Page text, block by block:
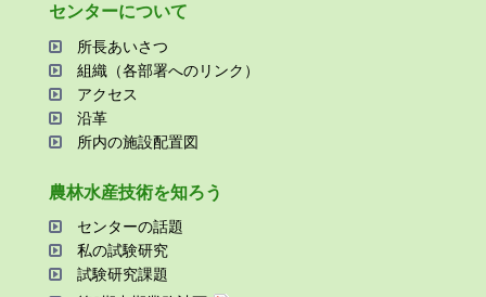
センターについて
所⻑あいさつ
組織（各部署へのリンク）
アクセス
沿⾰
所内の施設配置図
農林⽔産技術を知ろう
センターの話題
私の試験研究
試験研究課題